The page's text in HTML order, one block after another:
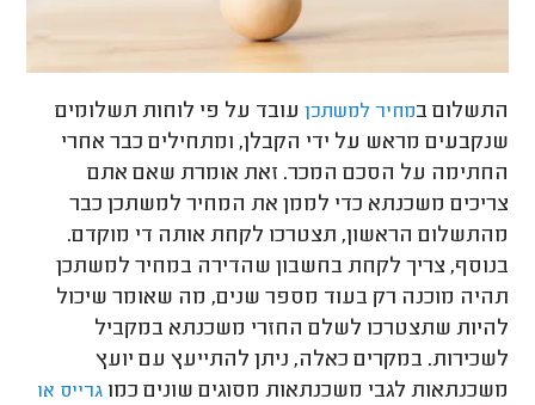
התשלום במחיר למשתכן עובד על פי לוחות תשלומים
שנקבעים מראש על ידי הקבלן, ומתחילים כבר אחרי
החתימה על הסכם המכר. זאת אומרת שאם אתם
צריכים משכנתא כדי לממן את המחיר למשתכן כבר
מהתשלום הראשון, תצטרכו לקחת אותה די מוקדם.
בנוסף, צריך לקחת בחשבון שהדירה במחיר למשתכן
תהיה מוכנה רק בעוד מספר שנים, מה שאומר שיכול
להיות שתצטרכו לשלם החזרי משכנתא במקביל
לשכירות. במקרים כאלה, ניתן להתייעץ עם יועץ
משכנתאות לגבי משכנתאות מסוגים שונים כמוגרייס או